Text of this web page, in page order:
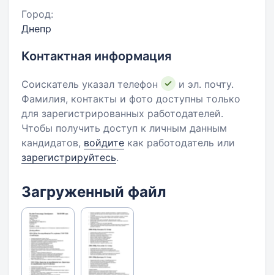
Город:
Днепр
Контактная информация
Соискатель указал телефон
и эл. почту.
Фамилия, контакты и фото доступны только
для зарегистрированных работодателей.
Чтобы получить доступ к личным данным
кандидатов, войдите как работодатель или
зарегистрируйтесь.
Загруженный файл